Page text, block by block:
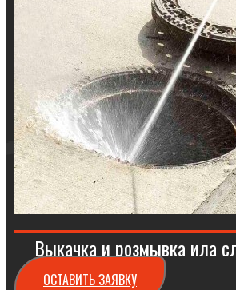
Выкачка и розмывка ила
ОСТАВИТЬ ЗАЯВКУ